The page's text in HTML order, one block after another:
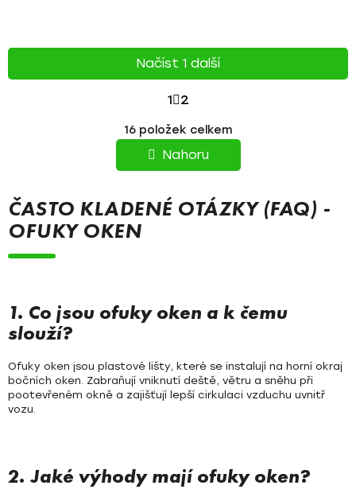
v
l
á
a
c
k
ý
p
i
Načíst 1 další
S
T
R
Á
N
Á
Í
1 2
16 položek celkem
Nahoru
ČASTO KLADENÉ OTÁZKY (FAQ) -
OFUKY OKEN
1. Co jsou ofuky oken a k čemu
slouží?
Ofuky oken jsou plastové lišty, které se instalují na horní okraj
bočních oken. Zabraňují vniknutí deště, větru a sněhu při
pootevřeném okně a zajišťují lepší cirkulaci vzduchu uvnitř
vozu.
2. Jaké výhody mají ofuky oken?